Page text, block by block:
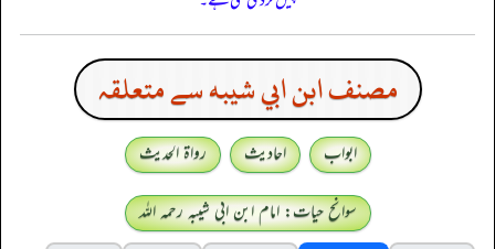
مصنف ابن ابي شيبه سے متعلقہ
ابواب احادیث
رواۃ الحدیث
سوانح حیات: امام ابن ابی شیبہ رحمہ اللہ